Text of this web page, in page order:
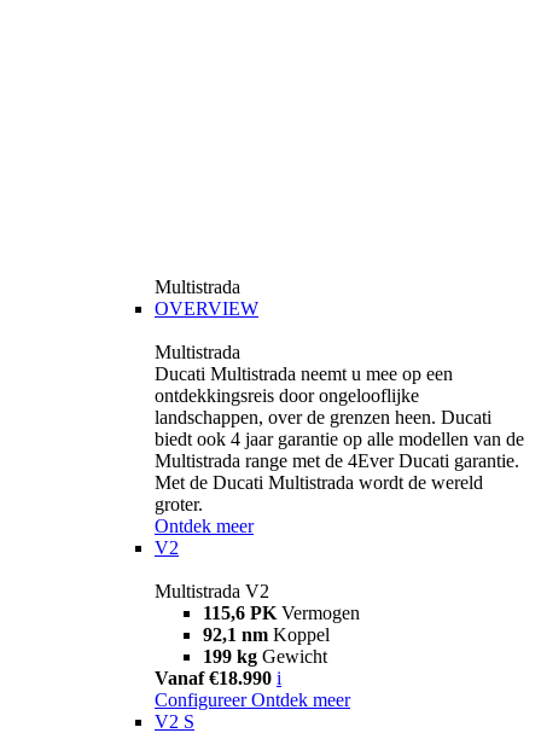
Multistrada
OVERVIEW
Multistrada
Ducati Multistrada neemt u mee op een
ontdekkingsreis door ongelooflijke
landschappen, over de grenzen heen. Ducati
biedt ook 4 jaar garantie op alle modellen van de
Multistrada range met de 4Ever Ducati garantie.
Met de Ducati Multistrada wordt de wereld
groter.
Ontdek meer
V2
Multistrada V2
115,6 PK Vermogen
92,1 nm Koppel
199 kg Gewicht
Vanaf €18.990 i
Configureer Ontdek meer
V2 S